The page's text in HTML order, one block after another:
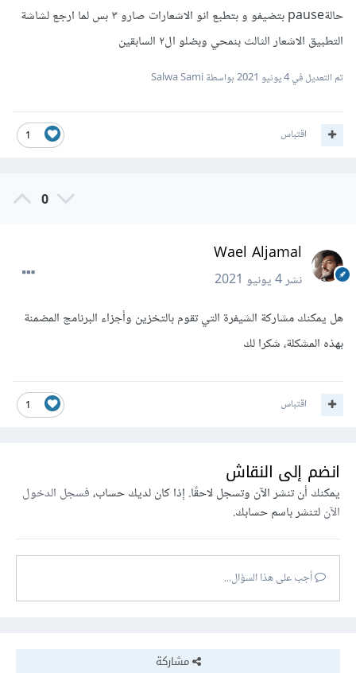
حالةpause بتضيفو و بتطبع انو الاشعارات صارو ٣ بس لما ارجع لشاشة
التطبيق الاشعار الثالث بنمحي وبضلو ال٢ السابقين
تم التعديل في4 يونيو 2021 بواسطة Salwa Sami
1 اقتباس
0
Wael Aljamal
نشر4 يونيو 2021
هل يمكنك مشاركة الشيفرة التي تقوم بالتخزين وأجزاء البرنامج المضمنة
بهذه المشكلة، شكرا لك
1 اقتباس
انضم إلى النقاش
يمكنك أن تنشر الآن وتسجل لاحقًا. إذا كان لديك حساب،فسجل الدخول
الآنلتنشر باسم حسابك.
أجب على هذا السؤال...
مشاركة